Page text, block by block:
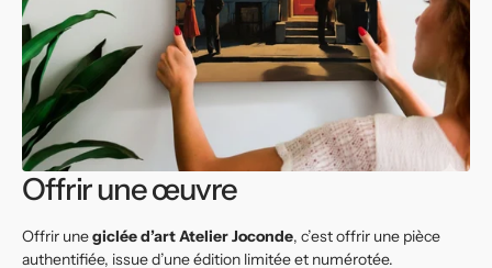
Offrir une œuvre
Offrir unegiclée d’art Atelier Joconde, c’est offrir une pièce
authentifiée, issue d’une édition limitée et numérotée.